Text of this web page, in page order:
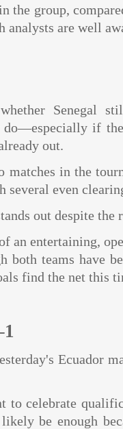
the group,
analysts are well
Senegal
if
out.
matches in the
several even
out despite the
an entertaining,
both teams have
find the net this
Ecuador
to celebrate
be enough